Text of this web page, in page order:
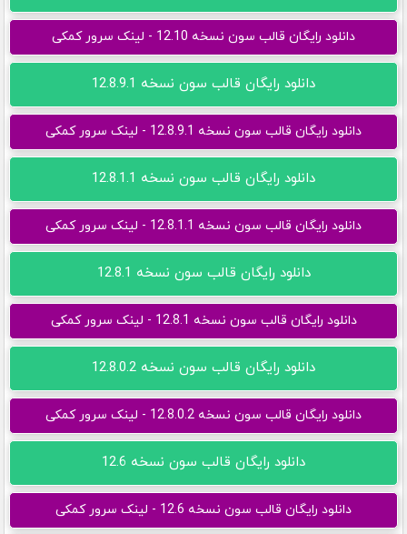
دانلود رایگان قالب سون نسخه 12.10 - لینک سرور کمکی
دانلود رایگان قالب سون نسخه 12.8.9.1
دانلود رایگان قالب سون نسخه 12.8.9.1 - لینک سرور کمکی
دانلود رایگان قالب سون نسخه 12.8.1.1
دانلود رایگان قالب سون نسخه 12.8.1.1 - لینک سرور کمکی
دانلود رایگان قالب سون نسخه 12.8.1
دانلود رایگان قالب سون نسخه 12.8.1 - لینک سرور کمکی
دانلود رایگان قالب سون نسخه 12.8.0.2
دانلود رایگان قالب سون نسخه 12.8.0.2 - لینک سرور کمکی
دانلود رایگان قالب سون نسخه 12.6
دانلود رایگان قالب سون نسخه 12.6 - لینک سرور کمکی